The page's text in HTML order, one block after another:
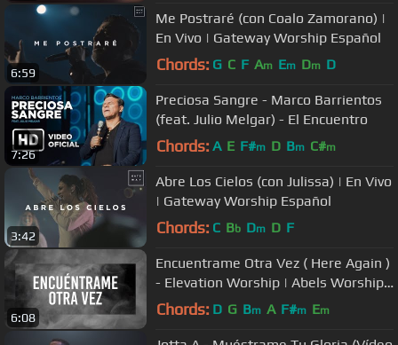
6:59
Me Postraré (con Coalo Zamorano) |
En Vivo | Gateway Worship Español
Chords: G C F Am Em Dm D
7:26
Preciosa Sangre - Marco Barrientos
(feat. Julio Melgar) - El Encuentro
Chords: A E F#m D Bm C#m
3:42
Abre Los Cielos (con Julissa) | En Vivo
| Gateway Worship Español
Chords: C Bb Dm D F
6:08
Encuentrame Otra Vez ( Here Again )
- Elevation Worship | Abels Worship
& Jacqie Rivera
Chords: D G Bm A F#m Em